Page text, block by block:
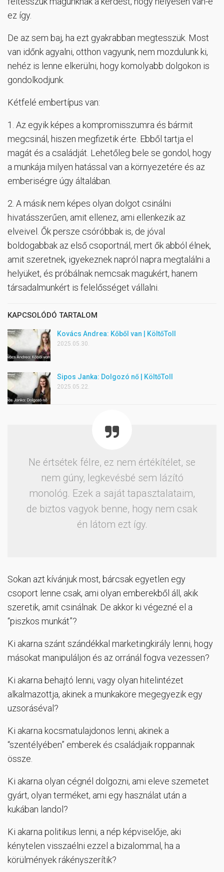
ez így.
De az sem baj, ha ezt gyakrabban megtesszük. Most
van időnk agyalni, otthon vagyunk, nem mozdulunk ki,
nehéz is lenne elkerülni, hogy komolyabb dolgokon is
gondolkodjunk.
Kétfelé embertípus van:
1. Az egyik képes a kompromisszumra és bármit
megcsinál, hiszen megfizetik érte. Ebből tartja el
magát és a családját. Lehetőleg bele se gondol, hogy
a munkája milyen hatással van a környezetére és az
emberiségre úgy általában.
2. A másik nem képes olyan dolgot csinálni
hivatásszerűen, amit ellenez, ami ellenkezik az
elveivel. Ők persze csóróbbak is, de jóval
boldogabbak az első csoportnál, mert ők abból élnek,
amit szeretnek, igyekeznek napról napra megtalálni a
helyüket, és próbálnak nemcsak magukért, hanem
társadalmunkért is felelősséget vállalni.
KAPCSOLÓDÓ TARTALOM
Kovács Andrea: Kőből van | KöltőToll
2025.05.30.
Sipos Janka: Dolgozó nő | KöltőToll
2025.05.22.
Ne értsétek félre, ez nem értékítélet, se
nem gúny, legkevésbé sem lázító
monológ. Ezek a saját tapasztalataim,
de biztos vagyok benne, hogy nem csak
én látom ezt így.
Sokan azt kívánjuk most, bárcsak egyetlen egy
csoport lenne csak, ami olyan emberekből áll, akik
szeretik, amit csinálnak. De akkor ki végezné el a
“piszkos munkát”?
Ki akarna szánt szándékkal marketingkirály lenni, hogy
másokat manipuláljon és az orránál fogva vezessen?
Ki akarna behajtó lenni, vagy olyan hitelintézet
alkalmazottja, akinek a munkaköre megegyezik egy
uzsoráséval?
Ki akarna kocsmatulajdonos lenni, akinek a
“szentélyében” emberek és családjaik roppannak
össze.
Ki akarna olyan cégnél dolgozni, ami eleve szemetet
gyárt, olyan terméket, ami egy használat után a
kukában landol?
Ki akarna politikus lenni, a nép képviselője, aki
kénytelen visszaélni ezzel a bizalommal, ha a
körülmények rákényszerítik?